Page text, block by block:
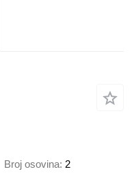
Broj osovina 2